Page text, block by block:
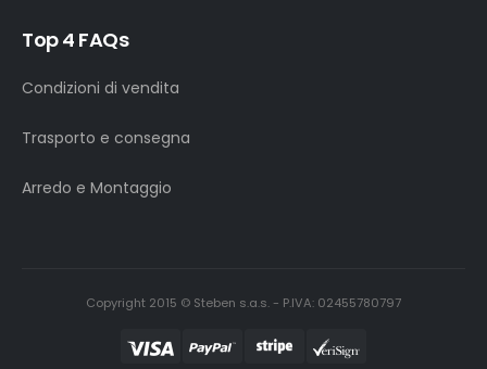
Top 4 FAQs
Condizioni di vendita
Trasporto e consegna
Arredo e Montaggio
Copyright 2015 © Steben s.a.s. - P.IVA: 02455780797